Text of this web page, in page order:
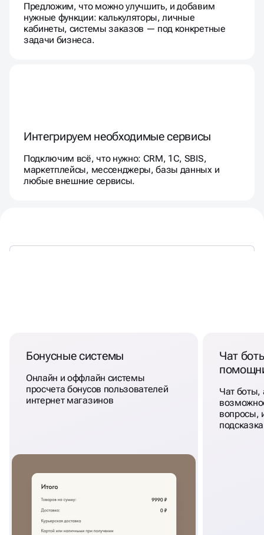
Предложим, что можно улучшить, и добавим
нужные функции: калькуляторы, личные
кабинеты, системы заказов — под конкретные
задачи бизнеса.
Интегрируем необходимые сервисы
Подключим всё, что нужно: CRM, 1С, SBIS,
маркетплейсы, мессенджеры, базы данных и
любые внешние сервисы.
Бонусные системы
Онлайн и оффлайн системы
просчета бонусов пользователей
интернет магазинов
Чат
Чат боты,
вопросы,